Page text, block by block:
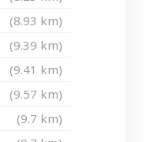
(8.93 km)
(9.39 km)
(9.41 km)
(9.57 km)
(9.7 km)